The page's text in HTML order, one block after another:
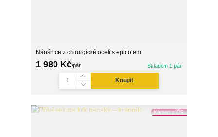
Náušnice z chirurgické oceli s epidotem
1 980 Kč/pár Skladem 1 pár
Koupit
Kámen z ČR